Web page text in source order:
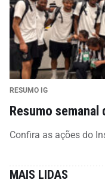
RESUMO IG
Resumo
Confira as ações do
MAIS LIDAS